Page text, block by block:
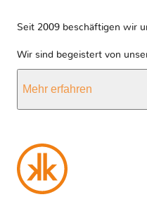
Seit 2009 beschäftigen wir
Wir sind begeistert von
Mehr erfahren